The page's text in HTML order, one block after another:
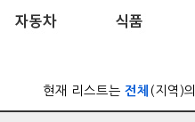
현재 리스트는 전체 (지역)의